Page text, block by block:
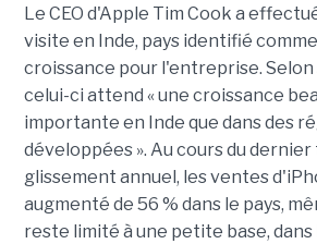
Le CEO d'Apple Tim Cook a
visite en Inde, pays identifié
croissance pour l'entreprise. Selon
celui-ci attend « une croissance
importante en Inde que dans des
développées ». Au cours du
glissement annuel, les ventes
augmenté de 56 % dans le pays,
reste limité à une petite base, dans